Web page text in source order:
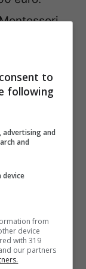
del 3
euro. Non
con su
15.000
di 10.000
to
following
advertising and
and
device
from
device
with 319
our partners